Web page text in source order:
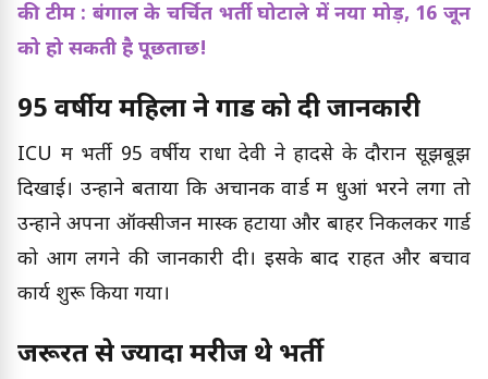
की टीम : बंगाल के चर्चित भर्ती घोटाले में नया मोड़, 16 जून
को हो सकती है पूछताछ!
95 वर्षीय महिला ने गार्ड को दी जानकारी
ICU में भर्ती 95 वर्षीय राधा देवी ने हादसे के दौरान सूझबूझ
दिखाई। उन्होंने बताया कि अचानक वार्ड में धुआं भरने लगा तो
उन्होंने अपना ऑक्सीजन मास्क हटाया और बाहर निकलकर गार्ड
को आग लगने की जानकारी दी। इसके बाद राहत और बचाव
कार्य शुरू किया गया।
जरूरत से ज्यादा मरीज थे भर्ती